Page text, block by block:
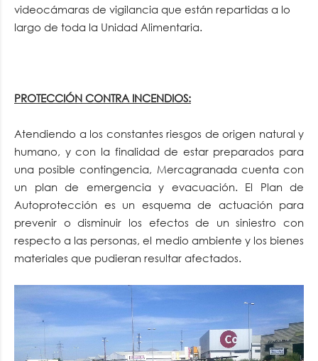
videocámaras de vigilancia que están repartidas a lo
largo de toda la Unidad Alimentaria.
PROTECCIÓN CONTRA INCENDIOS:
Atendiendo a los constantes riesgos de origen natural y
humano, y con la finalidad de estar preparados para
una posible contingencia, Mercagranada cuenta con
un plan de emergencia y evacuación. El Plan de
Autoprotección es un esquema de actuación para
prevenir o disminuir los efectos de un siniestro con
respecto a las personas, el medio ambiente y los bienes
materiales que pudieran resultar afectados.